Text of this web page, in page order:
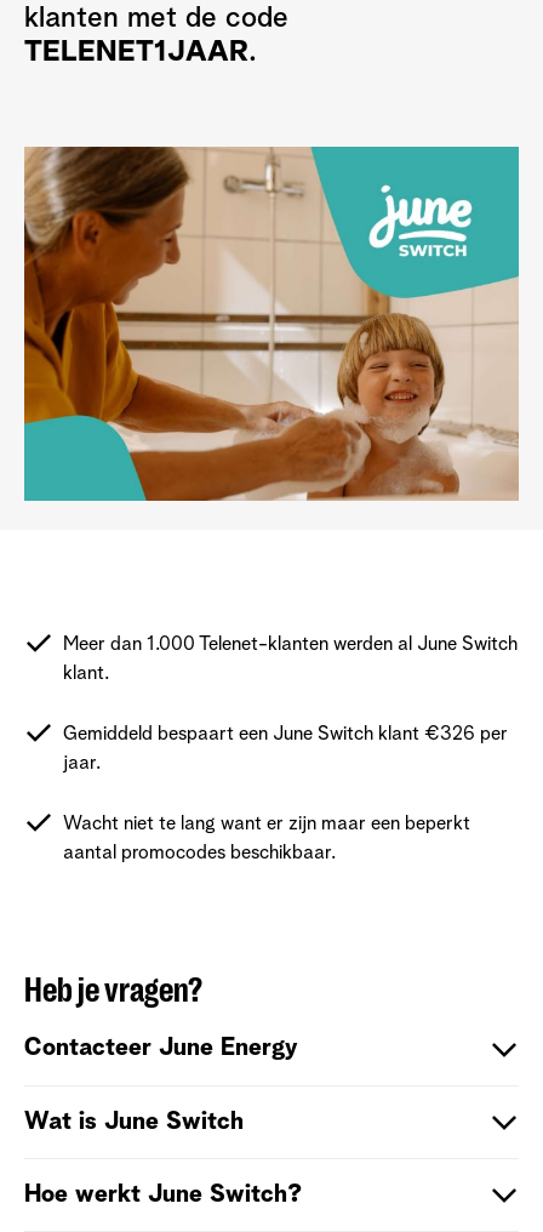
klanten met de code
TELENET1JAAR.
Meer dan 1.000 Telenet-klanten werden al June Switch
klant.
Gemiddeld bespaart een June Switch klant €326 per
jaar.
Wacht niet te lang want er zijn maar een beperkt
aantal promocodes beschikbaar.
Heb je vragen?
Contacteer June Energy
Wat is June Switch
zoekt steeds de laagste tarieven voor jou. Zo betaal je
Hoe werkt June Switch?